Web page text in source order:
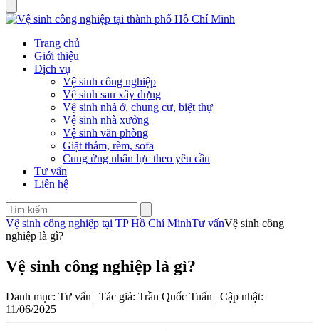
Trang chủ
Giới thiệu
Dịch vụ
Vệ sinh công nghiệp
Vệ sinh sau xây dựng
Vệ sinh nhà ở, chung cư, biệt thự
Vệ sinh nhà xưởng
Vệ sinh văn phòng
Giặt thảm, rèm, sofa
Cung ứng nhân lực theo yêu cầu
Tư vấn
Liên hệ
Vệ sinh công nghiệp tại TP Hồ Chí MinhTư vấnVệ sinh công
nghiệp là gì?
Vệ sinh công nghiệp là gì?
Danh mục: Tư vấn | Tác giả: Trần Quốc Tuấn | Cập nhật:
11/06/2025